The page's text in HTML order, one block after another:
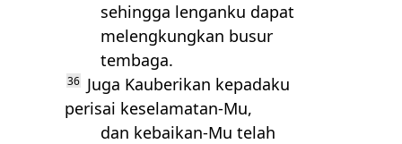
sehingga lenganku dapat
melengkungkan busur
tembaga.
36 Juga Kauberikan kepadaku
perisai keselamatan-Mu,
dan kebaikan-Mu telah